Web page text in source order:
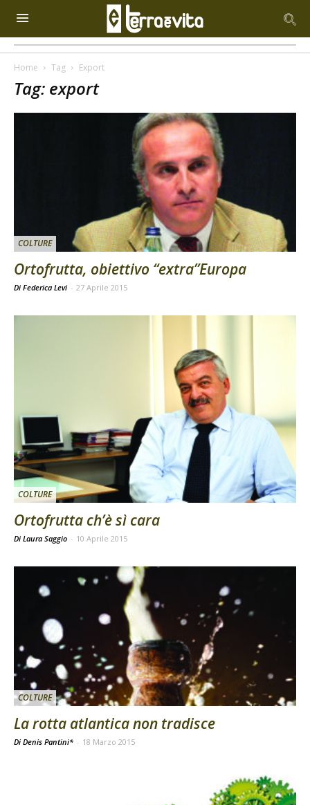
Home Tag Export
Tag: export
COLTURE
Ortofrutta, obiettivo “extra”Europa
Di Federica Levi - 27 Aprile 2015
COLTURE
Ortofrutta ch’è sì cara
Di Laura Saggio - 10 Aprile 2015
COLTURE
La rotta atlantica non tradisce
Di Denis Pantini* - 18 Marzo 2015